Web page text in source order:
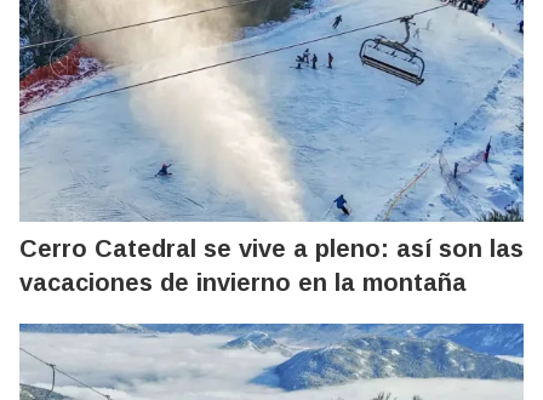
Cerro Catedral se vive a pleno: así son las
vacaciones de invierno en la montaña